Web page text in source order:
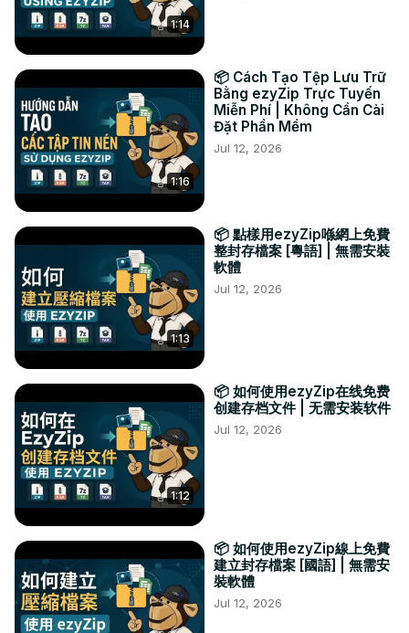
1:14
1:16
📦 Cách Tạo Tệp Lưu Trữ
Bằng ezyZip Trực Tuyến
Miễn Phí | Không Cần Cài
Đặt Phần Mềm
Jul 12, 2026
1:13
📦 點樣用ezyZip喺網上免費
整封存檔案 [粵語] | 無需安裝
軟體
Jul 12, 2026
1:12
📦 如何使用ezyZip在线免费
创建存档文件 | 无需安装软件
Jul 12, 2026
📦 如何使用ezyZip線上免費
建立封存檔案 [國語] | 無需安
裝軟體
Jul 12, 2026